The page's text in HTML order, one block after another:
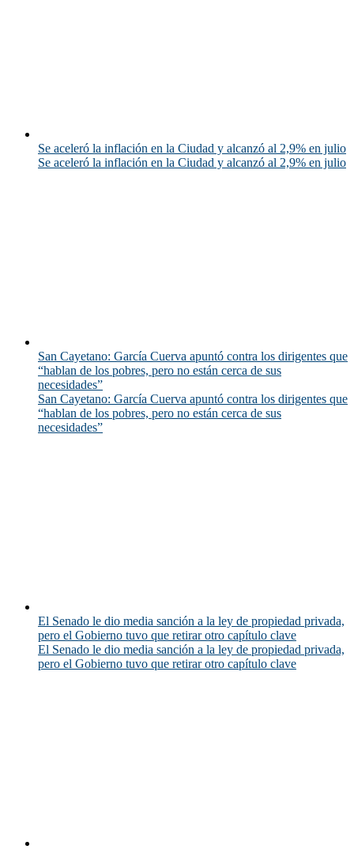
Se aceleró la inflación en la Ciudad y alcanzó al 2,9% en julio
Se aceleró la inflación en la Ciudad y alcanzó al 2,9% en julio
San Cayetano: García Cuerva apuntó contra los dirigentes que
“hablan de los pobres, pero no están cerca de sus
necesidades”
San Cayetano: García Cuerva apuntó contra los dirigentes que
“hablan de los pobres, pero no están cerca de sus
necesidades”
El Senado le dio media sanción a la ley de propiedad privada,
pero el Gobierno tuvo que retirar otro capítulo clave
El Senado le dio media sanción a la ley de propiedad privada,
pero el Gobierno tuvo que retirar otro capítulo clave